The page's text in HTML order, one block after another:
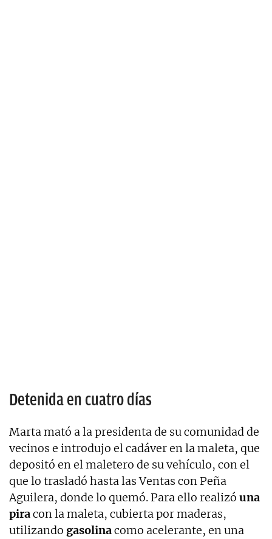
Detenida en cuatro días
Marta mató a la presidenta de su comunidad de
vecinos e introdujo el cadáver en la maleta, que
depositó en el maletero de su vehículo, con el
que lo trasladó hasta las Ventas con Peña
Aguilera, donde lo quemó. Para ello realizó una
piracon la maleta, cubierta por maderas,
utilizando gasolinacomo acelerante, en una